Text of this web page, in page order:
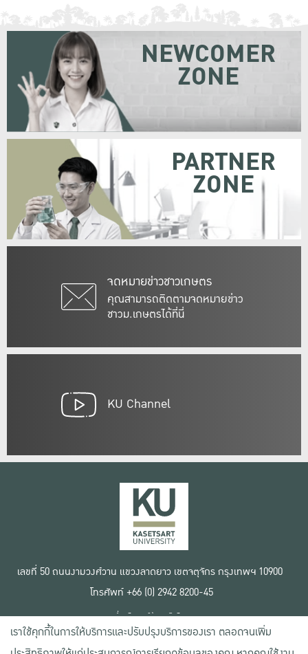
จดหมายข่าวชาวเกษตร
คุณสามารถติดตามจดหมายข่าว
ชาวม.เกษตรได้ที่นี่
NEWCOMER
ZONE
PARTNER
ZONE
KU Channel
เลขที่ 50 ถนนงามวงศ์วาน แขวงลาดยาว เขตจตุจักร กรุงเทพฯ 10900
โทรศัพท์ +66 (0) 2942 8200-45
เงื่อนไขการใช้งานเว็บไซต์
ข้อตกลงด้านสิทธิ์ใช้งาน
นโยบายความเป็นส่วนตัว
เราใช้คุกกี้ในการให้บริการและปรับปรุงบริการของเรา ตลอดจนเพิ่ม